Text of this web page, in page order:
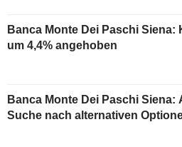
Banca Monte Dei Paschi Siena:
um 4,4% angehoben
Banca Monte Dei Paschi Siena:
Suche nach alternativen